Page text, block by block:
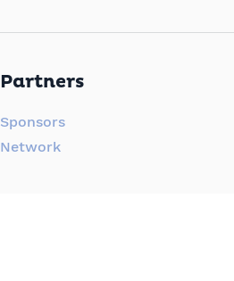
Partners
Sponsors
Network